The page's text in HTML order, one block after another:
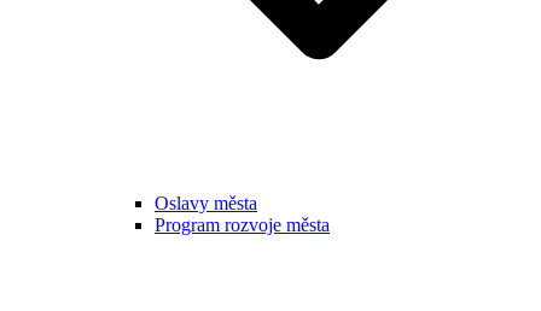
Oslavy města
Program rozvoje města